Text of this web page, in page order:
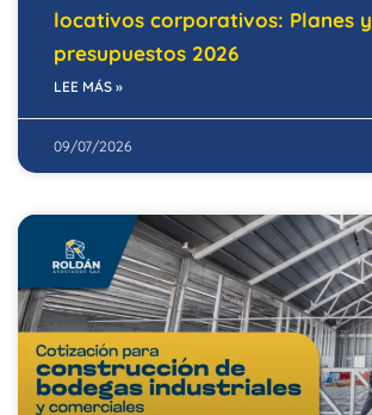
locativos corporativos: Planes y
presupuestos 2026
LEE MÁS »
09/07/2026